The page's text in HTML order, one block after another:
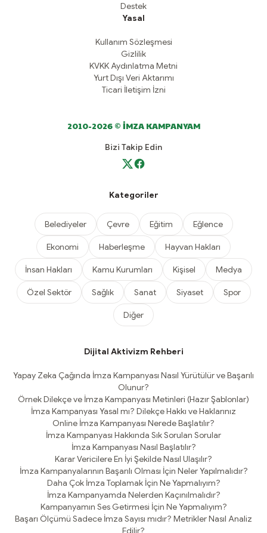
Destek
Yasal
Kullanım Sözleşmesi
Gizlilik
KVKK Aydınlatma Metni
Yurt Dışı Veri Aktarımı
Ticari İletişim İzni
2010-2026 © İMZA KAMPANYAM
Bizi Takip Edin
Kategoriler
Belediyeler Çevre Eğitim Eğlence
Ekonomi Haberleşme Hayvan Hakları
İnsan Hakları Kamu Kurumları Kişisel Medya
Özel Sektör Sağlık Sanat Siyaset Spor
Diğer
Dijital Aktivizm Rehberi
Yapay Zeka Çağında İmza Kampanyası Nasıl Yürütülür ve Başarılı
Olunur?
Örnek Dilekçe ve İmza Kampanyası Metinleri (Hazır Şablonlar)
İmza Kampanyası Yasal mı? Dilekçe Hakkı ve Haklarınız
Online İmza Kampanyası Nerede Başlatılır?
İmza Kampanyası Hakkında Sık Sorulan Sorular
İmza Kampanyası Nasıl Başlatılır?
Karar Vericilere En İyi Şekilde Nasıl Ulaşılır?
İmza Kampanyalarının Başarılı Olması İçin Neler Yapılmalıdır?
Daha Çok İmza Toplamak İçin Ne Yapmalıyım?
İmza Kampanyamda Nelerden Kaçınılmalıdır?
Kampanyamın Ses Getirmesi İçin Ne Yapmalıyım?
Başarı Ölçümü Sadece İmza Sayısı mıdır? Metrikler Nasıl Analiz
Edilir?